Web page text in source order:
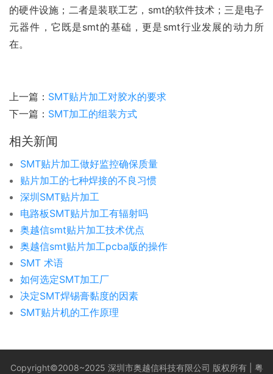
的硬件设施；二者是装联工艺，smt的软件技术；三是电子
元器件，它既是smt的基础，更是smt行业发展的动力所
在。
上一篇： SMT贴片加工对胶水的要求
下一篇： SMT加工的组装方式
相关新闻
SMT贴片加工做好监控确保质量
贴片加工的七种焊接的不良习惯
深圳SMT贴片加工
电路板SMT贴片加工有辐射吗
奥越信smt贴片加工技术优点
奥越信smt贴片加工pcba版的操作
SMT 术语
如何选定SMT加工厂
决定SMT焊锡膏黏度的因素
SMT贴片机的工作原理
Copyright©2008~2025 深圳市奥越信科技有限公司 版权所有 | 粤